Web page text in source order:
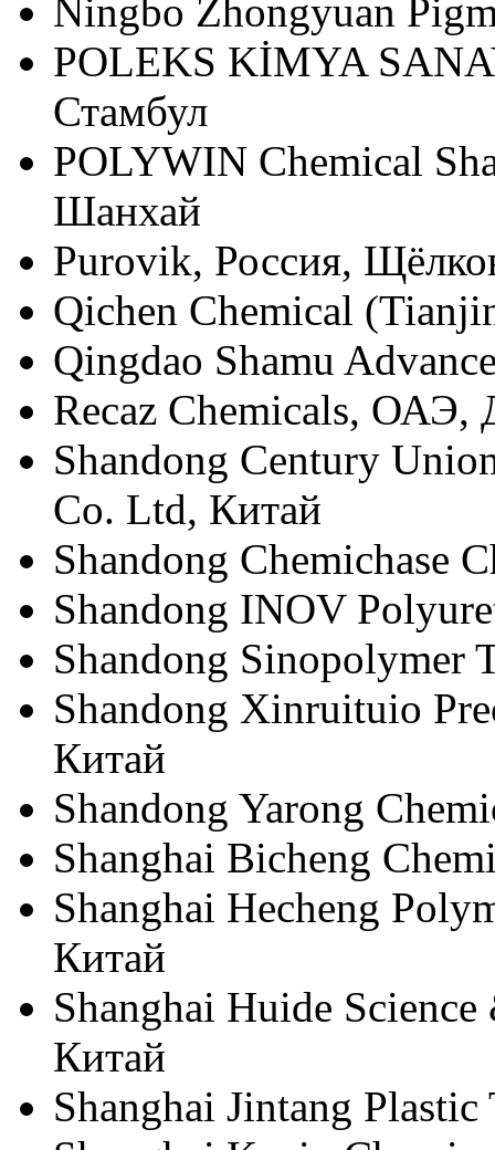
Ningbo Zhongyuan
POLEKS KİMYA
Стамбул
POLYWIN Chemical
Шанхай
Purovik, Россия,
Qichen Chemical
Qingdao Shamu
Recaz Chemicals, ОАЭ,
Shandong Century
Co. Ltd, Китай
Shandong Chemichase
Shandong INOV
Shandong Sinopolymer
Shandong Xinruituio
Китай
Shandong Yarong
Shanghai Bicheng
Shanghai Hecheng
Китай
Shanghai Huide
Китай
Shanghai Jintang